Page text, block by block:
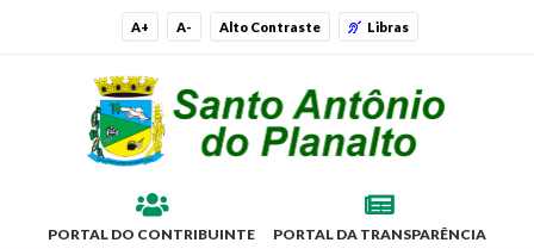
A+ A- Alto Contraste Libras
PORTAL DO CONTRIBUINTE PORTAL DA TRANSPARÊNCIA